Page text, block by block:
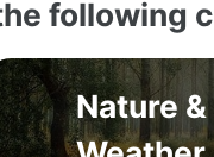
following
Nature &